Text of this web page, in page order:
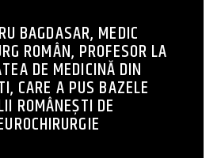
BAGDASAR, MEDIC
ROMÂN, PROFESOR LA
DE MEDICINĂ DIN
CARE A PUS BAZELE
ROMÂNEȘTI DE